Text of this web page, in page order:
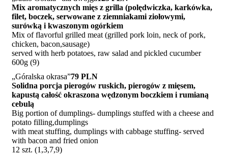
Mix aromatycznych mięs z grilla (polędwiczka, karkówka,
filet, boczek, serwowane z ziemniakami ziołowymi,
surówką i kwaszonym ogórkiem
Mix of flavorful grilled meat (grilled pork loin, neck of pork,
chicken, bacon,sausage)
served with herb potatoes, raw salad and pickled cucumber
600g (9)
„Góralska okrasa”79 PLN
Solidna porcja pierogów ruskich, pierogów z mięsem,
kapustą całość okraszona wędzonym boczkiem i rumianą
cebulą
Big portion of dumplings- dumplings stuffed with a cheese and
potato filling,dumplings
with meat stuffing, dumplings with cabbage stuffing- served
with bacon and fried onion
12 szt. (1,3,7,9)